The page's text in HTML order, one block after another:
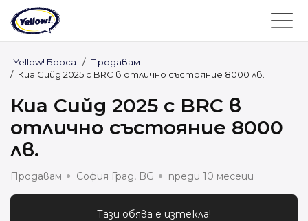
Yellow! Борса / Продавам
/ Киа Сийд 2025 с BRC в отлично състояние 8000 лв.
Киа Сийд 2025 с BRC в
отлично състояние 8000
лв.
Продавам София Град, BG преди 10 месеци
Тази обява е изтекла!